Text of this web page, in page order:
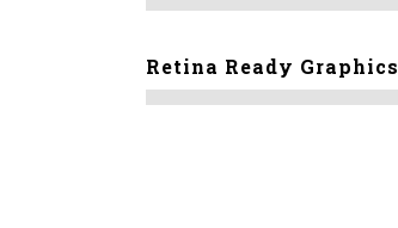
Retina Ready Graphics